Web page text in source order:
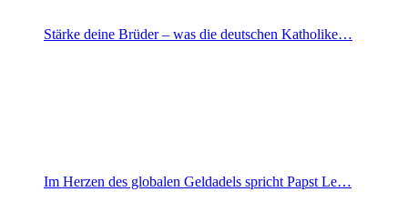
Stärke deine Brüder – was die deutschen Katholike…
Im Herzen des globalen Geldadels spricht Papst Le…